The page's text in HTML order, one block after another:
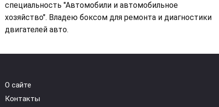
специальность "Автомобили и автомобильное
хозяйство". Владею боксом для ремонта и диагностики
двигателей авто.
О сайте
Контакты